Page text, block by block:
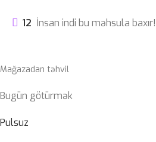
12 İnsan indi bu məhsula baxır!
Mağazadan təhvil
Bugün götürmək
Pulsuz